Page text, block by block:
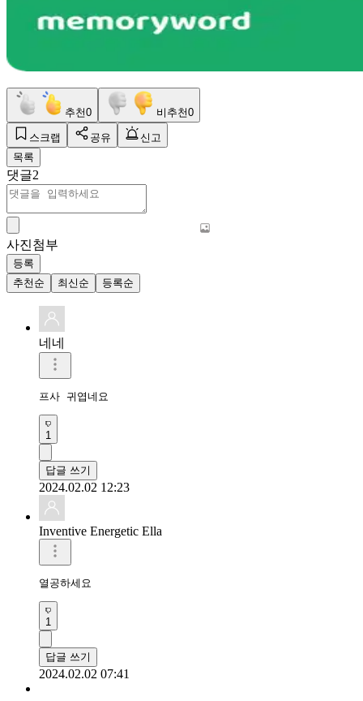
추천0 비추천0
스크랩 공유
신고
목록
댓글2
사진첨부
등록
추천순
최신순 등록순
네네
프사 귀엽네요
1
답글 쓰기
2024.02.02 12:23
Inventive Energetic Ella
열공하세요
1
답글 쓰기
2024.02.02 07:41